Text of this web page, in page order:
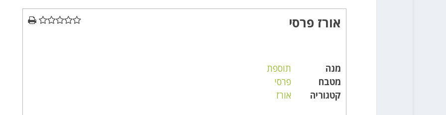
אורז פרסי
מנה
תוספת
מטבח
פרסי
קטגוריה
אורז